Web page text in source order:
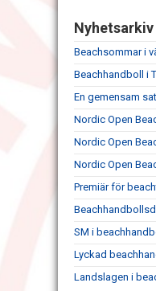
Nyhetsarkiv
Beachsommar i
Beachhandboll i
En gemensam
Nordic Open
Nordic Open
Nordic Open
Premiär för
SM i
Lyckad
Landslagen i